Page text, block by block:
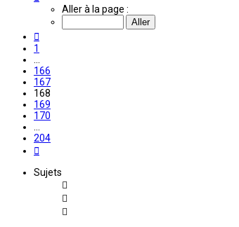
168
Aller à la page :
1
166
167
168
169
170
204
Sujets